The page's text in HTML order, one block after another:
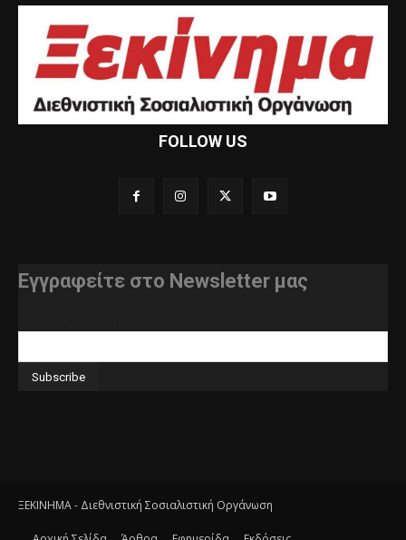
FOLLOW US
Εγγραφείτε στο Newsletter μας
ΞΕΚΙΝΗΜΑ - Διεθνιστική Σοσιαλιστική Οργάνωση